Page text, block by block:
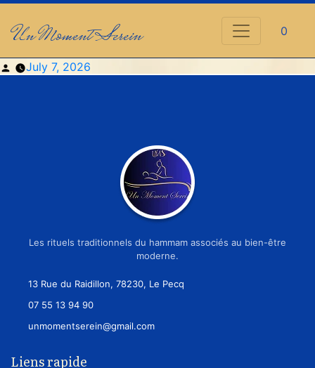
Un Moment Serein 0
Posted
July 7, 2026
Les rituels traditionnels du hammam associés au bien-être
moderne.
13 Rue du Raidillon, 78230, Le Pecq
07 55 13 94 90
unmomentserein@gmail.com
Liens rapide